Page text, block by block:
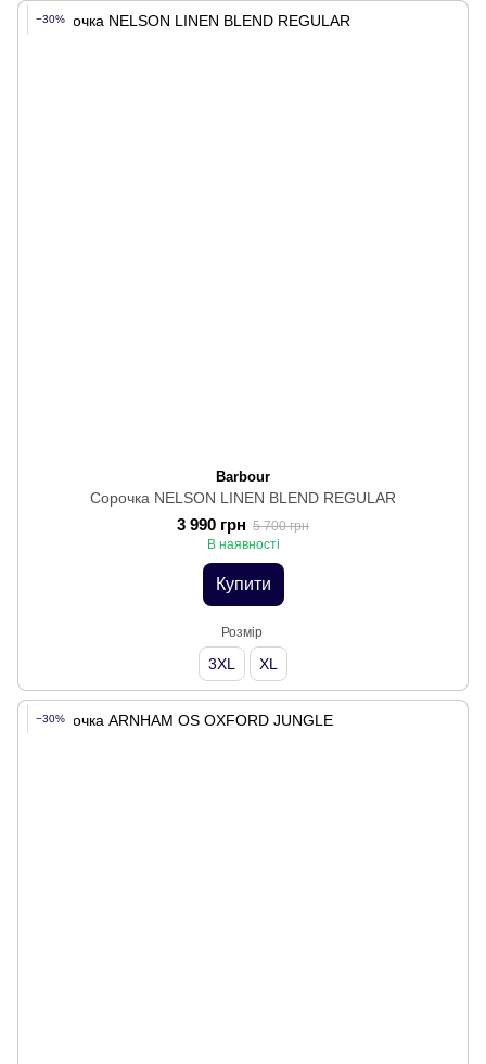
−30%
Barbour
Сорочка NELSON LINEN BLEND REGULAR
3 990 грн 5 700 грн
В наявності
Купити
Розмір
3XL XL
−30%